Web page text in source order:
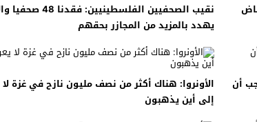
نقيب الصحفيين الفلسطينيين:
يهدد بالمزيد من المجازر بحقهم
أن
الأونروا: هناك أكثر من نصف مليون نازح في غزة
إلى أين يذهبون